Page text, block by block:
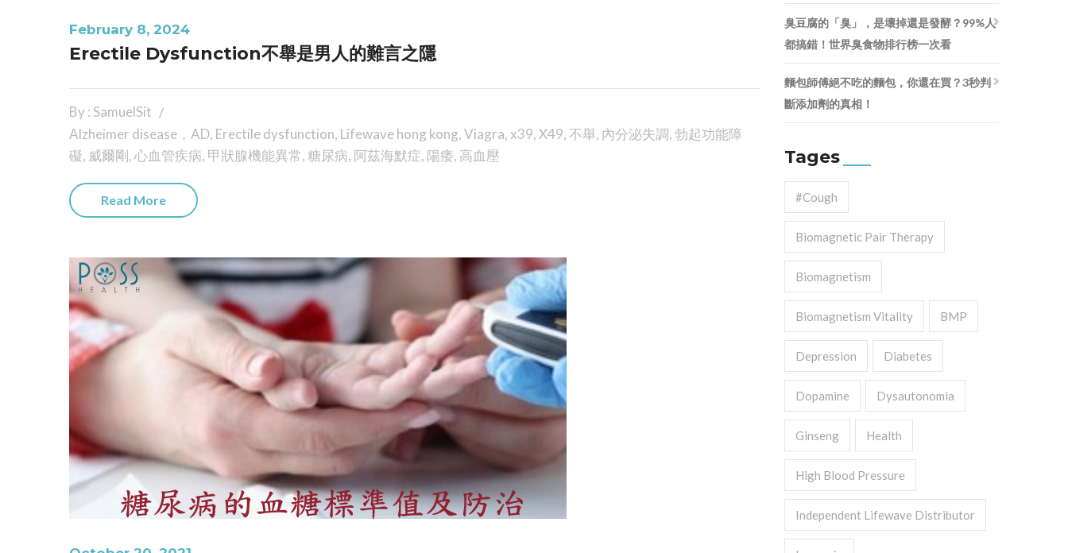
February 8, 2024
Erectile Dysfunction不舉是男人的難言之隱
By : SamuelSit
Alzheimer disease，AD, Erectile dysfunction, Lifewave hong kong,Viagra, x39,X49, 不舉, 內分泌失調,勃起功能障
礙, 威爾剛,心血管疾病, 甲狀腺機能異常, 糖尿病, 阿茲海默症, 陽痿, 高血壓
Read More
臭豆腐的「臭」，是壞掉還是發酵？99%人
都搞錯！世界臭食物排行榜一次看
麵包師傅絕不吃的麵包，你還在買？3秒判
斷添加劑的真相！
Tages
#cough
Biomagnetic Pair Therapy
Biomagnetism
Biomagnetism Vitality BMP
Depression Diabetes
Dopamine Dysautonomia
Ginseng Health
High Blood Pressure
Independent Lifewave Distributor